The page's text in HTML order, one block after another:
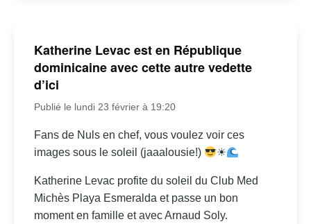
Katherine Levac est en République
dominicaine avec cette autre vedette
d’ici
Publié le lundi 23 février à 19:20
Fans de Nuls en chef, vous voulez voir ces
images sous le soleil (jaaalousie!)
☀
Katherine Levac profite du soleil du Club Med
Michès Playa Esmeralda et passe un bon
moment en famille et avec Arnaud Soly.